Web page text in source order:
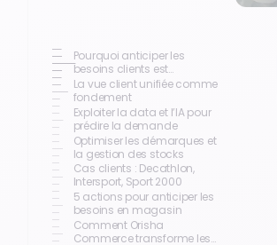
Pourquoi anticiper les
besoins clients est
stratégique en 2025
La vue client unifiée comme
fondement
Exploiter la data et l’IA pour
prédire la demande
Optimiser les démarques et
la gestion des stocks
Cas clients : Decathlon,
Intersport, Sport 2000
5 actions pour anticiper les
besoins en magasin
Comment Orisha
Commerce transforme les